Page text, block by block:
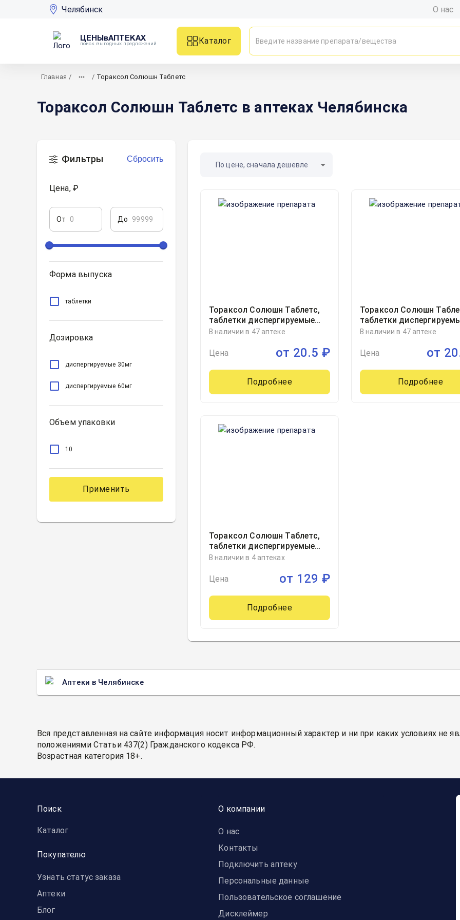
Челябинск О нас
ЦЕНЫвАПТЕКАХ
поиск выгодных предложений
Каталог
Главная / / Тораксол Солюшн Таблетс
Тораксол Солюшн Таблетс в аптеках Челябинска
Фильтры Сбросить
Цена, ₽
От До
Форма выпуска
таблетки
Дозировка
диспергируемые 30мг
диспергируемые 60мг
Объем упаковки
10
Применить
По цене, сначала дешевле
Тораксол Солюшн Таблетс,
таблетки диспергируемые
60миллиграмм блистер, 10
В наличии в 47 аптеке
Цена от 20.5 ₽
Подробнее
Тораксол Солюшн
таблетки
60миллиграмм блистер,
В наличии в 47 аптеке
Цена от
Подробнее
Тораксол Солюшн Таблетс,
таблетки диспергируемые
30миллиграмм блистер, 10,
В наличии в 4 аптеках
Цена от 129 ₽
Подробнее
Аптеки в Челябинске
Вся представленная на сайте информация носит информационный характер и ни при каких условиях не
положениями Статьи 437(2) Гражданского кодекса РФ.
Возрастная категория 18+.
Поиск
Каталог
Покупателю
Узнать статус заказа
Аптеки
Блог
О компании
О нас
Контакты
Подключить аптеку
Персональные данные
Пользовательское соглашение
Дисклеймер